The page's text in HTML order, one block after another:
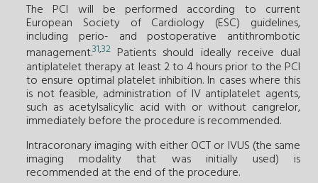
The PCI will be performed according to current
European Society of Cardiology (ESC) guidelines,
including perio- and postoperative antithrombotic
management.31,32 Patients should ideally receive dual
antiplatelet therapy at least 2 to 4 hours prior to the PCI
to ensure optimal platelet inhibition. In cases where this
is not feasible, administration of IV antiplatelet agents,
such as acetylsalicylic acid with or without cangrelor,
immediately before the procedure is recommended.
Intracoronary imaging with either OCT or IVUS (the same
imaging modality that was initially used) is
recommended at the end of the procedure.